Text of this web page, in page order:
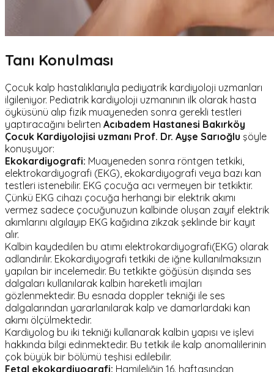
Tanı Konulması
Çocuk kalp hastalıklarıyla pediyatrik kardiyoloji uzmanları
ilgileniyor. Pediatrik kardiyoloji uzmanının ilk olarak hasta
öyküsünü alıp fizik muayeneden sonra gerekli testleri
yaptıracağını belirten Acıbadem Hastanesi Bakırköy
Çocuk Kardiyolojisi uzmanı Prof. Dr. Ayşe Sarıoğlu şöyle
konuşuyor:
Ekokardiyografi: Muayeneden sonra röntgen tetkiki,
elektrokardiyografi (EKG), ekokardiyografi veya bazı kan
testleri istenebilir. EKG çocuğa acı vermeyen bir tetkiktir.
Çünkü EKG cihazı çocuğa herhangi bir elektrik akımı
vermez sadece çocuğunuzun kalbinde oluşan zayıf elektrik
akımlarını algılayıp EKG kağıdına zikzak şeklinde bir kayıt
alır.
Kalbin kaydedilen bu atımı elektrokardiyografi(EKG) olarak
adlandırılır. Ekokardiyografi tetkiki de iğne kullanılmaksızın
yapılan bir incelemedir. Bu tetkikte göğüsün dışında ses
dalgaları kullanılarak kalbin hareketli imajları
gözlenmektedir. Bu esnada doppler tekniği ile ses
dalgalarından yararlanılarak kalp ve damarlardaki kan
akımı ölçülmektedir.
Kardiyolog bu iki tekniği kullanarak kalbin yapısı ve işlevi
hakkında bilgi edinmektedir. Bu tetkik ile kalp anomalilerinin
çok büyük bir bölümü teşhisi edilebilir.
Fetal ekokardiyografi: Hamileliğin 16. haftasından